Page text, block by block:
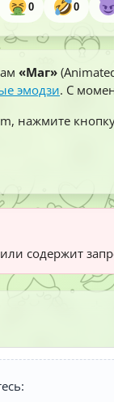
0 0
«Маг»
эмодзи. С
нажмите
содержит